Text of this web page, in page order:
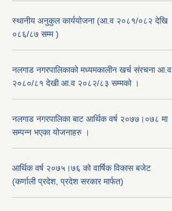
स्थानीय अनुकुल कार्ययोजना (आ.व २०८१/०८२ देखि
०८६/८७ सम्म )
नलगाड नगरपालिकाको मध्यमकालीन खर्च संरचना आ.व
२०८०/८१ देखी आ.व २०८२/८३ सम्मको ।
नलगाड नगरपालिका बाट आर्थिक वर्ष २०७७।०७८ मा
सम्पन्न भएका योजनाहरु ।
आर्थिक वर्ष २०७५।७६ को वार्षिक विकास बजेट
(कर्णाली प्रदेश, प्रदेश सरकार मार्फत)